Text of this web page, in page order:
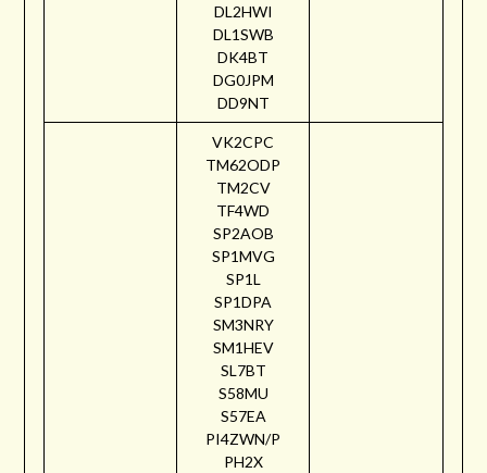
DL2HWI
DL1SWB
DK4BT
DG0JPM
DD9NT
VK2CPC
TM62ODP
TM2CV
TF4WD
SP2AOB
SP1MVG
SP1L
SP1DPA
SM3NRY
SM1HEV
SL7BT
S58MU
S57EA
PI4ZWN/P
PH2X